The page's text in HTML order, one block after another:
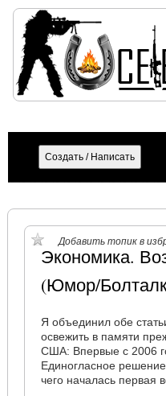
Добавить топик в
Экономика.
(Юмор/
Я объединил обе
освежить в памяти
США: Впервые с 2006
Единогласное
чего началась первая